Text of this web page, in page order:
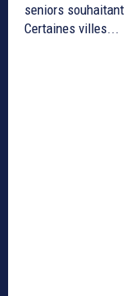
seniors
Certaines villes...